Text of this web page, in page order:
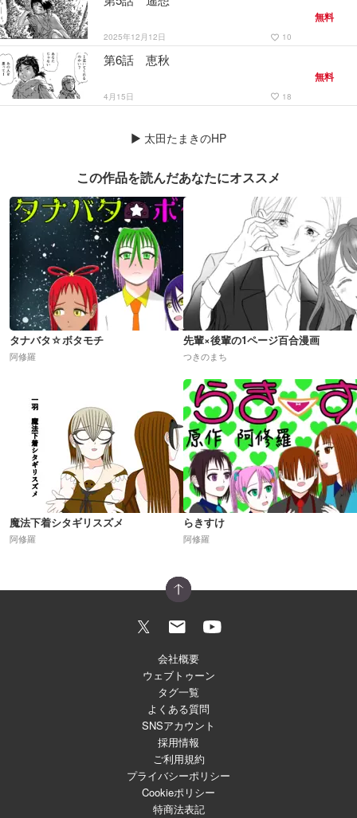
2025年12月12日 favorite_border 10
無料
第6話 恵秋
4月15日 favorite_border 18
無料
▶ 太田たまきのHP
この作品を読んだあなたにオススメ
タナバタ☆ボタモチ
阿修羅
先輩×後輩の1ページ百合漫画
つきのまち
魔法下着シタギリスズメ
阿修羅
らきすけ
阿修羅
会社概要
ウェブトゥーン
タグ一覧
よくある質問
SNSアカウント
採用情報
ご利用規約
プライバシーポリシー
Cookieポリシー
特商法表記